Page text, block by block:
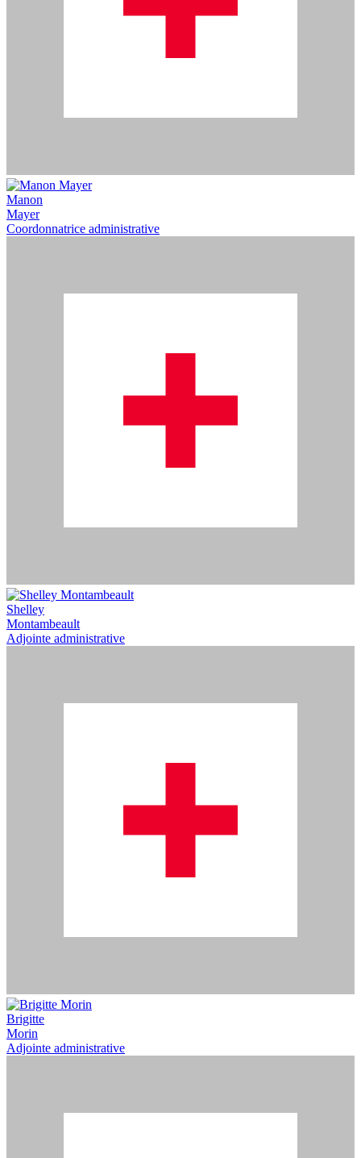
Manon
Mayer
Coordonnatrice administrative
Shelley
Montambeault
Adjointe administrative
Brigitte
Morin
Adjointe administrative